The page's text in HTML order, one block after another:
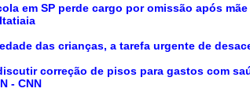
em SP perde cargo por omissão após
das crianças, a tarefa urgente de
correção de pisos para gastos com
- CNN